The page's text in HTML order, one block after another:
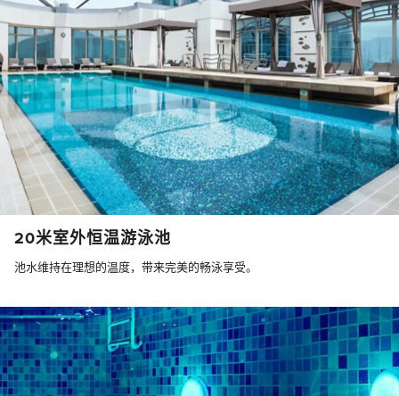
20米室外恒温游泳池
池水维持在理想的温度，带来完美的畅泳享受。